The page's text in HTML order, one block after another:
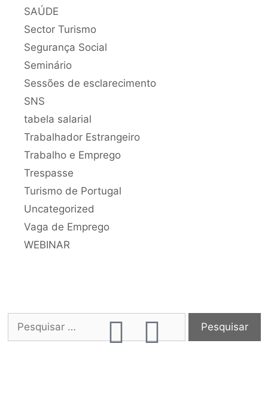
SAÚDE
Sector Turismo
Segurança Social
Seminário
Sessões de esclarecimento
SNS
tabela salarial
Trabalhador Estrangeiro
Trabalho e Emprego
Trespasse
Turismo de Portugal
Uncategorized
Vaga de Emprego
WEBINAR